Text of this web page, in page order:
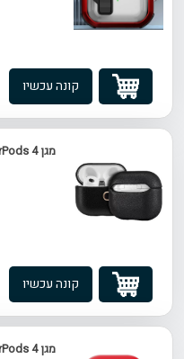
קונה עכשיו
מגן Target AirPods 4 שחור
קונה עכשיו
מגן Target AirPods 4 אדום